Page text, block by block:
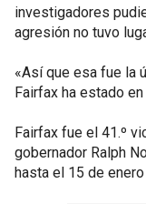
investigadores
agresión no tuvo
«Así que esa fue la
Fairfax ha estado
Fairfax fue el 41.º
gobernador Ralph
hasta el 15 de